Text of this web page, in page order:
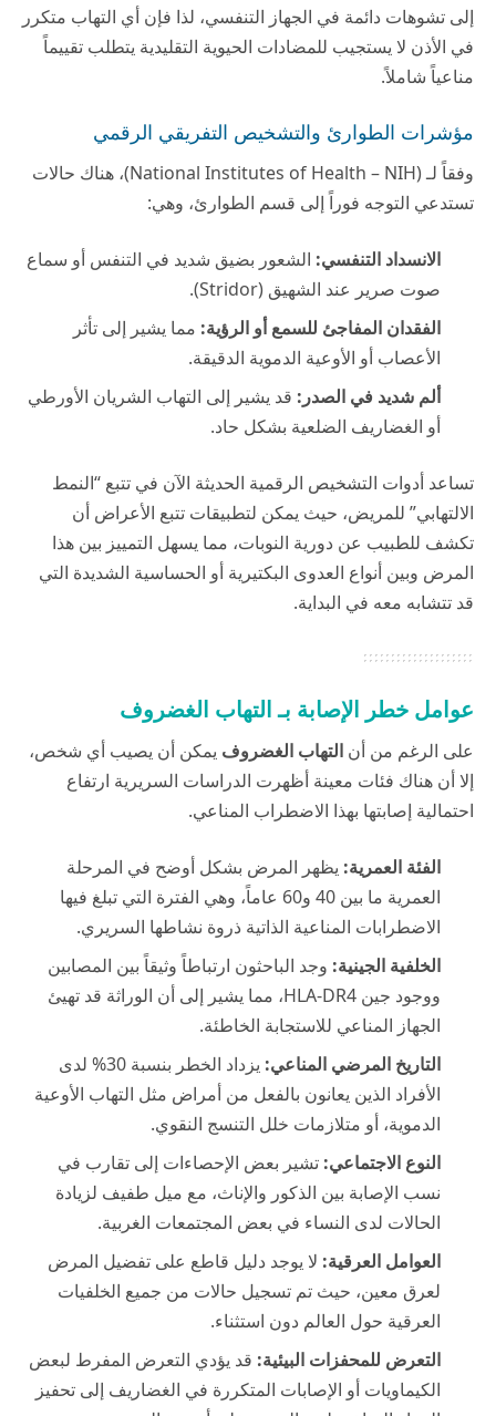
إلى تشوهات دائمة في الجهاز التنفسي، لذا فإن أي التهاب متكرر
في الأذن لا يستجيب للمضادات الحيوية التقليدية يتطلب تقييماً
مناعياً شاملاً.
مؤشرات الطوارئ والتشخيص التفريقي الرقمي
وفقاً لـ (National Institutes of Health – NIH)، هناك حالات
تستدعي التوجه فوراً إلى قسم الطوارئ، وهي:
الانسداد التنفسي: الشعور بضيق شديد في التنفس أو سماع
صوت صرير عند الشهيق (Stridor).
الفقدان المفاجئ للسمع أو الرؤية: مما يشير إلى تأثر
الأعصاب أو الأوعية الدموية الدقيقة.
ألم شديد في الصدر: قد يشير إلى التهاب الشريان الأورطي
أو الغضاريف الضلعية بشكل حاد.
تساعد أدوات التشخيص الرقمية الحديثة الآن في تتبع “النمط
الالتهابي” للمريض، حيث يمكن لتطبيقات تتبع الأعراض أن
تكشف للطبيب عن دورية النوبات، مما يسهل التمييز بين هذا
المرض وبين أنواع العدوى البكتيرية أو الحساسية الشديدة التي
قد تتشابه معه في البداية.
عوامل خطر الإصابة بـ التهاب الغضروف
على الرغم من أن التهاب الغضروف يمكن أن يصيب أي شخص،
إلا أن هناك فئات معينة أظهرت الدراسات السريرية ارتفاع
احتمالية إصابتها بهذا الاضطراب المناعي.
الفئة العمرية: يظهر المرض بشكل أوضح في المرحلة
العمرية ما بين 40 و60 عاماً، وهي الفترة التي تبلغ فيها
الاضطرابات المناعية الذاتية ذروة نشاطها السريري.
الخلفية الجينية: وجد الباحثون ارتباطاً وثيقاً بين المصابين
ووجود جين HLA-DR4، مما يشير إلى أن الوراثة قد تهيئ
الجهاز المناعي للاستجابة الخاطئة.
التاريخ المرضي المناعي:
يزداد الخطر بنسبة 30% لدى
الأفراد الذين يعانون بالفعل من أمراض مثل التهاب الأوعية
الدموية، أو متلازمات خلل التنسج النقوي.
النوع الاجتماعي: تشير بعض الإحصاءات إلى تقارب في
نسب الإصابة بين الذكور والإناث، مع ميل طفيف لزيادة
الحالات لدى النساء في بعض المجتمعات الغربية.
العوامل العرقية: لا يوجد دليل قاطع على تفضيل المرض
لعرق معين، حيث تم تسجيل حالات من جميع الخلفيات
العرقية حول العالم دون استثناء.
التعرض للمحفزات البيئية: قد يؤدي التعرض المفرط لبعض
الكيماويات أو الإصابات المتكررة في الغضاريف إلى تحفيز